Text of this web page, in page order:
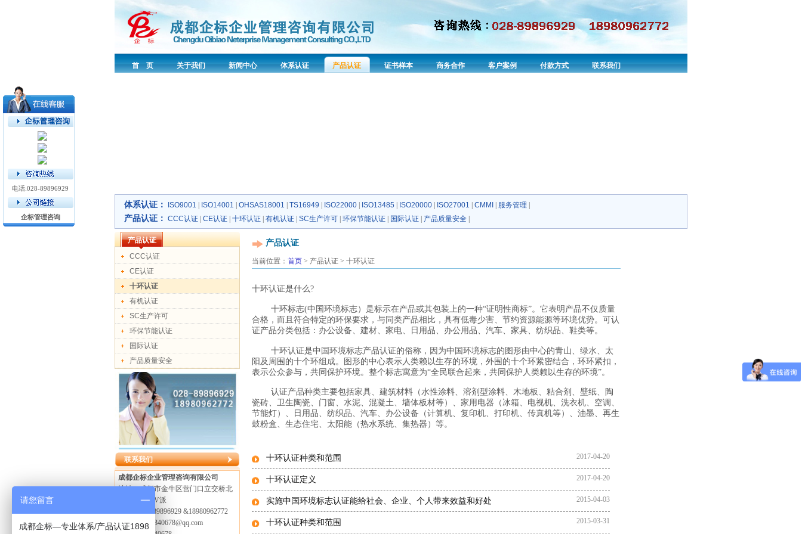
首 页 关于我们 新闻中心 体系认证 产品认证 证书样本 商务合作 客户案例 付款方式 联系我们
体系认证： ISO9001 ISO14001 OHSAS18001 TS16949 ISO22000 ISO13485 ISO20000 ISO27001 CMMI 服务管理
产品认证： CCC认证 CE认证 十环认证 有机认证 SC生产许可 环保节能认证 国际认证 产品质量安全
产品认证
CCC认证
CE认证
十环认证
有机认证
SC生产许可
环保节能认证
国际认证
产品质量安全
联系我们
成都企标企业管理咨询有限公司
地址：成都市金牛区营门口立交桥北
万科加州湾V派
电话：028-89896929 &18980962772
邮箱：1569340678@qq.com
产品认证
当前位置： 首页 > 产品认证 > 十环认证
十环认证是什么?
十环标志(中国环境标志）是标示在产品或其包装上的一种“证明性商标”。它表明产品不仅质量
合格，而且符合特定的环保要求，与同类产品相比，具有低毒少害、节约资源能源等环境优势。可认
证产品分类包括：办公设备、建材、家电、日用品、办公用品、汽车、家具、纺织品、鞋类等。
十环认证是中国环境标志产品认证的俗称，因为中国环境标志的图形由中心的青山、绿水、太
阳及周围的十个环组成。图形的中心表示人类赖以生存的环境，外围的十个环紧密结合，环环紧扣，
表示公众参与，共同保护环境。整个标志寓意为“全民联合起来，共同保护人类赖以生存的环境”。
认证产品种类主要包括家具、建筑材料（水性涂料、溶剂型涂料、木地板、粘合剂、壁纸、陶
瓷砖、卫生陶瓷、门窗、水泥、混凝土、墙体板材等）、家用电器（冰箱、电视机、洗衣机、空调、
节能灯）、日用品、纺织品、汽车、办公设备（计算机、复印机、打印机、传真机等）、油墨、再生
鼓粉盒、生态住宅、太阳能（热水系统、集热器）等。
2017-04-20
十环认证种类和范围
2017-04-20
十环认证定义
2015-04-03
实施中国环境标志认证能给社会、企业、个人带来效益和好处
2015-03-31
十环认证种类和范围
电话:028-89896929
企标管理咨询
请您留言
成都企标—专业体系/产品认证1898